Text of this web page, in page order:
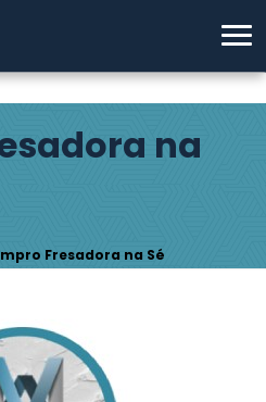
na
Fresadora na Sé